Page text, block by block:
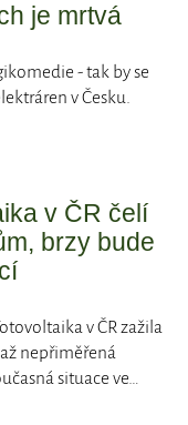
je mrtvá
- tak by se
v Česku.
v ČR čelí
brzy bude
v ČR zažila
nepřiměřená
situace ve…